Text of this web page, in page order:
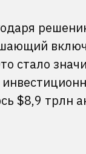
стало
$8,9 трлн